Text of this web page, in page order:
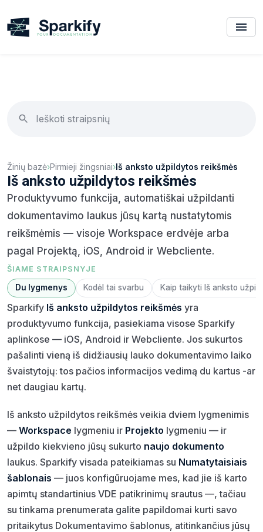
Žinių bazė›Pirmieji žingsniai›Iš anksto užpildytos reikšmės
Iš anksto užpildytos reikšmės
Produktyvumo funkcija, automatiškai užpildanti
dokumentavimo laukus jūsų kartą nustatytomis
reikšmėmis — visoje Workspace erdvėje arba
pagal Projektą, iOS, Android ir Webcliente.
ŠIAME STRAIPSNYJE
Du lygmenys Kodėl tai svarbu Kaip taikyti Iš anksto
Sparkify Iš anksto užpildytos reikšmės yra
produktyvumo funkcija, pasiekiama visose Sparkify
aplinkose — iOS, Android ir Webcliente. Jos sukurtos
pašalinti vieną iš didžiausių lauko dokumentavimo laiko
švaistytojų: tos pačios informacijos vedimą du kartus -ar
net daugiau kartų.
Iš anksto užpildytos reikšmės veikia dviem lygmenimis
— Workspace lygmeniu ir Projekto lygmeniu — ir
užpildo kiekvieno jūsų sukurto naujo dokumento
laukus. Sparkify visada pateikiamas su Numatytaisiais
šablonais — juos konfigūruojame mes, kad jie iš karto
apimtų standartinius VDE patikrinimų srautus —, tačiau
su tinkama prenumerata galite papildomai kurti savo
pritaikytus Dokumentavimo šablonus, atitinkančius jūsų